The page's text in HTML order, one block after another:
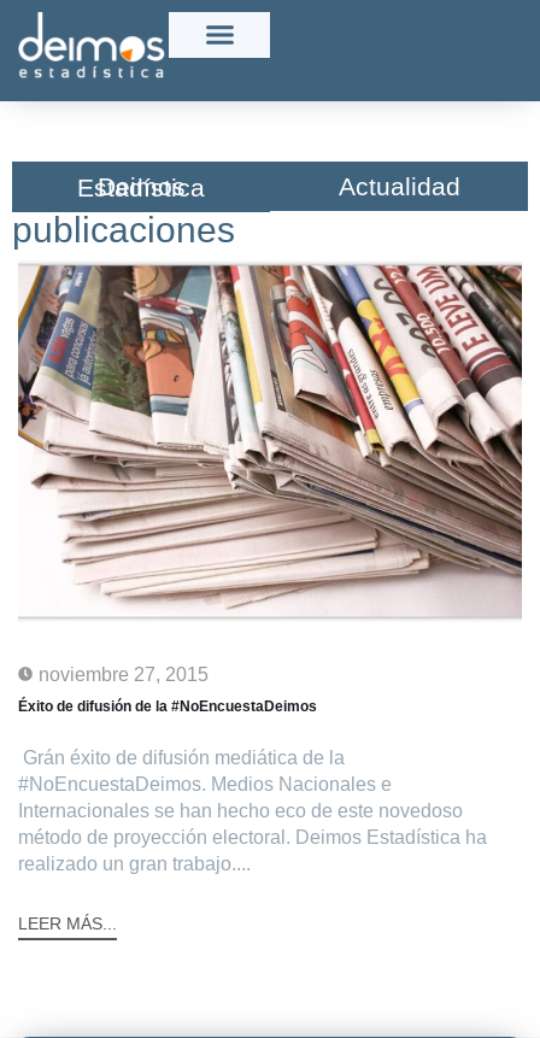
Deimos Estadística​ Actualidad
publicaciones
noviembre 27, 2015
Éxito de difusión de la #NoEncuestaDeimos
Grán éxito de difusión mediática de la
#NoEncuestaDeimos. Medios Nacionales e
Internacionales se han hecho eco de este novedoso
método de proyección electoral. Deimos Estadística ha
realizado un gran trabajo....
LEER MÁS...